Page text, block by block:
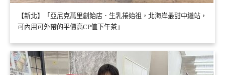
【新北】「亞尼克萬里創始店．生乳捲始祖，北海岸最甜中繼站，
可內用可外帶的平價高CP值下午茶」